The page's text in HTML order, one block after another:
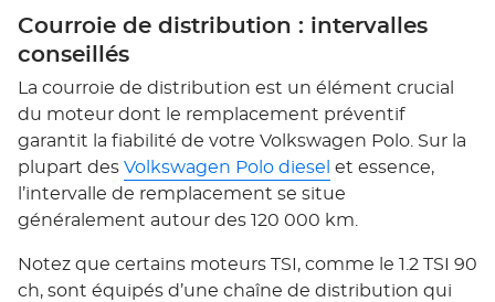
Courroie de distribution : intervalles
conseillés
La courroie de distribution est un élément crucial
du moteur dont le remplacement préventif
garantit la fiabilité de votre Volkswagen Polo. Sur la
plupart des Volkswagen Polo diesel et essence,
l’intervalle de remplacement se situe
généralement autour des 120 000 km.
Notez que certains moteurs TSI, comme le 1.2 TSI 90
ch, sont équipés d’une chaîne de distribution qui